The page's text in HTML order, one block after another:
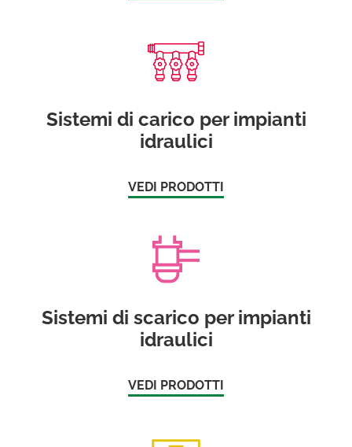
Sistemi di carico per impianti
idraulici
VEDI PRODOTTI
Sistemi di scarico per impianti
idraulici
VEDI PRODOTTI